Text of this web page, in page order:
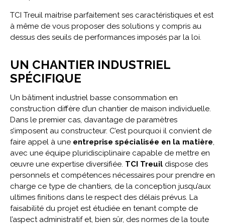
TCI Treuil maitrise parfaitement ses caractéristiques et est
à même de vous proposer des solutions y compris au
dessus des seuils de performances imposés par la loi.
UN CHANTIER INDUSTRIEL
SPÉCIFIQUE
Un bâtiment industriel basse consommation en
construction diffère d’un chantier de maison individuelle.
Dans le premier cas, davantage de paramètres
s’imposent au constructeur. C’est pourquoi il convient de
faire appel à une entreprise spécialisée en la matière,
avec une équipe pluridisciplinaire capable de mettre en
œuvre une expertise diversifiée. TCI Treuil dispose des
personnels et compétences nécessaires pour prendre en
charge ce type de chantiers, de la conception jusqu’aux
ultimes finitions dans le respect des délais prévus. La
faisabilité du projet est étudiée en tenant compte de
l’aspect administratif et, bien sûr, des normes de la toute